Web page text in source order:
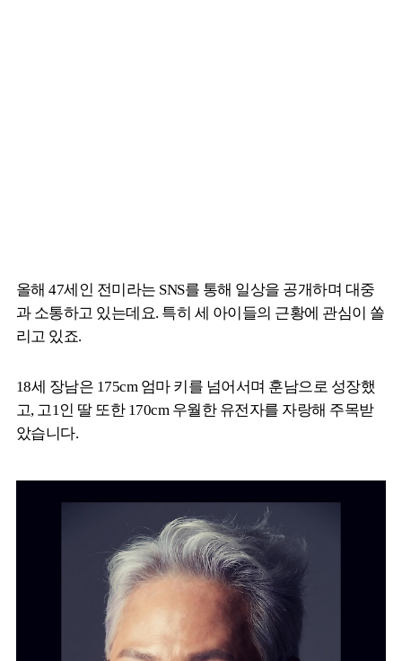
올해 47세인 전미라는 SNS를 통해 일상을 공개하며 대중
과 소통하고 있는데요. 특히 세 아이들의 근황에 관심이 쏠
리고 있죠.
18세 장남은 175cm 엄마 키를 넘어서며 훈남으로 성장했
고, 고1인 딸 또한 170cm 우월한 유전자를 자랑해 주목받
았습니다.